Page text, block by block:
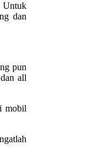
Untuk
dan
pun
all
mobil